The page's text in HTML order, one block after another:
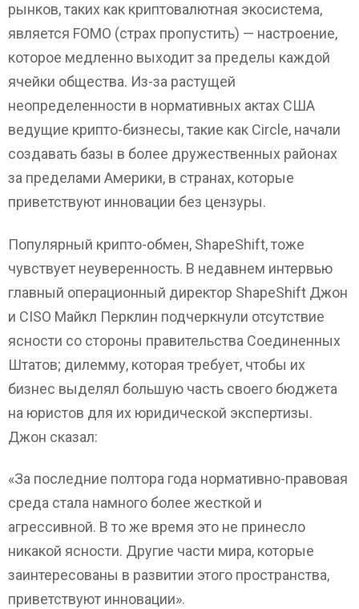
рынков, таких как криптовалютная экосистема,
является FOMO (страх пропустить) — настроение,
которое медленно выходит за пределы каждой
ячейки общества. Из-за растущей
неопределенности в нормативных актах США
ведущие крипто-бизнесы, такие как Circle, начали
создавать базы в более дружественных районах
за пределами Америки, в странах, которые
приветствуют инновации без цензуры.
Популярный крипто-обмен, ShapeShift, тоже
чувствует неуверенность. В недавнем интервью
главный операционный директор ShapeShift Джон
и CISO Майкл Перклин подчеркнули отсутствие
ясности со стороны правительства Соединенных
Штатов; дилемму, которая требует, чтобы их
бизнес выделял большую часть своего бюджета
на юристов для их юридической экспертизы.
Джон сказал:
«За последние полтора года нормативно-правовая
среда стала намного более жесткой и
агрессивной. В то же время это не принесло
никакой ясности. Другие части мира, которые
заинтересованы в развитии этого пространства,
приветствуют инновации».